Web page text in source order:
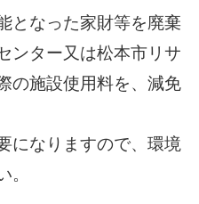
となった家財等を廃棄
ンター又は松本市リサ
の施設使用料を、減免
になりますので、環境
。